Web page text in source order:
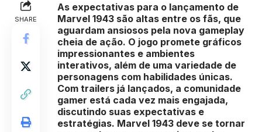
SHARE
As expectativas para o lançamento de
Marvel 1943 são altas entre os fãs, que
aguardam ansiosos pela nova gameplay
cheia de ação. O jogo promete gráficos
impressionantes e ambientes
interativos, além de uma variedade de
personagens com habilidades únicas.
Com trailers já lançados, a comunidade
gamer está cada vez mais engajada,
discutindo suas expectativas e
estratégias. Marvel 1943 deve se tornar